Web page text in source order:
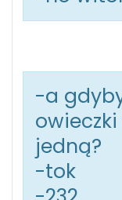
-a
jedną?
-tok